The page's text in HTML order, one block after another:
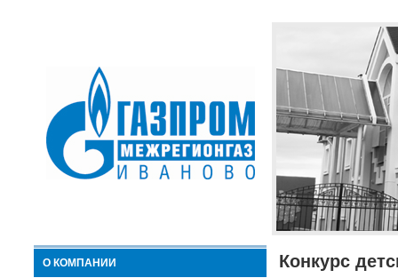
О КОМПАНИИ Конкурс